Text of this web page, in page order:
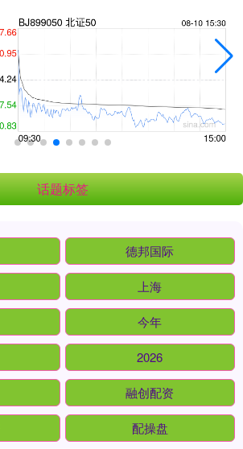
话题标签
德邦国际
上海
今年
2026
融创配资
配操盘